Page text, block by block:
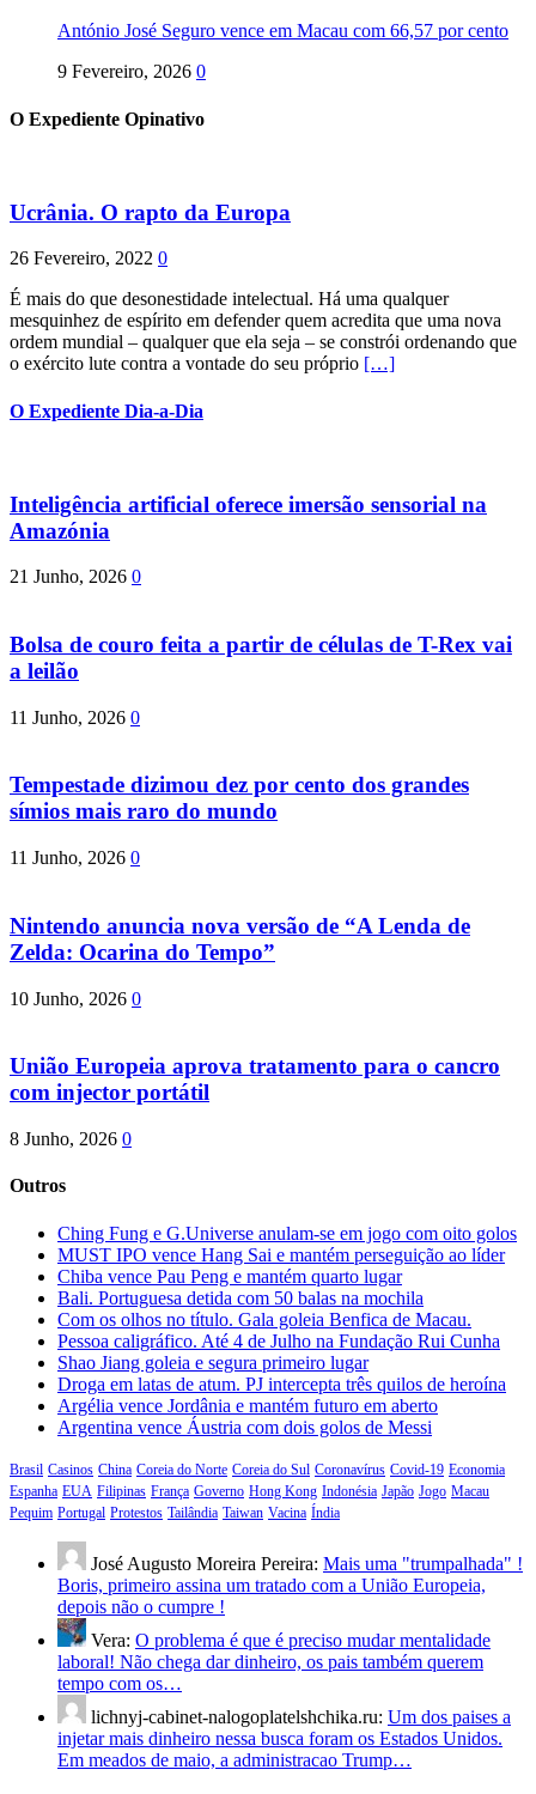
António José Seguro vence em Macau com 66,57 por cento
9 Fevereiro, 2026 0
O Expediente Opinativo
Ucrânia. O rapto da Europa
26 Fevereiro, 2022 0
É mais do que desonestidade intelectual. Há uma qualquer
mesquinhez de espírito em defender quem acredita que uma nova
ordem mundial – qualquer que ela seja – se constrói ordenando que
o exército lute contra a vontade do seu próprio […]
O Expediente Dia-a-Dia
Inteligência artificial oferece imersão sensorial na
Amazónia
21 Junho, 2026 0
Bolsa de couro feita a partir de células de T-Rex vai
a leilão
11 Junho, 2026 0
Tempestade dizimou dez por cento dos grandes
símios mais raro do mundo
11 Junho, 2026 0
Nintendo anuncia nova versão de “A Lenda de
Zelda: Ocarina do Tempo”
10 Junho, 2026 0
União Europeia aprova tratamento para o cancro
com injector portátil
8 Junho, 2026 0
Outros
Ching Fung e G.Universe anulam-se em jogo com oito golos
MUST IPO vence Hang Sai e mantém perseguição ao líder
Chiba vence Pau Peng e mantém quarto lugar
Bali. Portuguesa detida com 50 balas na mochila
Com os olhos no título. Gala goleia Benfica de Macau.
Pessoa caligráfico. Até 4 de Julho na Fundação Rui Cunha
Shao Jiang goleia e segura primeiro lugar
Droga em latas de atum. PJ intercepta três quilos de heroína
Argélia vence Jordânia e mantém futuro em aberto
Argentina vence Áustria com dois golos de Messi
Brasil Casinos China Coreia do Norte Coreia do Sul Coronavírus Covid-19 Economia
Espanha EUA Filipinas França Governo Hong Kong Indonésia Japão Jogo Macau
Pequim Portugal Protestos Tailândia Taiwan Vacina Índia
José Augusto Moreira Pereira: Mais uma "trumpalhada" !
Boris, primeiro assina um tratado com a União Europeia,
depois não o cumpre !
Vera: O problema é que é preciso mudar mentalidade
laboral! Não chega dar dinheiro, os pais também querem
tempo com os…
lichnyj-cabinet-nalogoplatelshchika.ru: Um dos paises a
injetar mais dinheiro nessa busca foram os Estados Unidos.
Em meados de maio, a administracao Trump…